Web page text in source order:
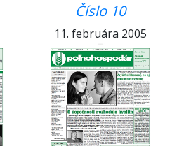
Číslo 10
11. februára 2005